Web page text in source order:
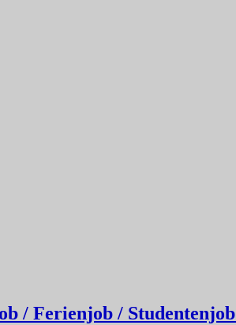
/ Ferienjob / Studentenjob